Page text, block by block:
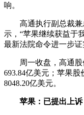
响。
高通执行副总裁兼总
示，“苹果继续获益于
最新法院命令进一步
周一收盘，高通股
693.84亿美元；苹果股
8048.20亿美元。
苹果：已提出上诉